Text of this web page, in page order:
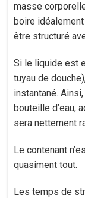
masse
boire
être structuré
Si le liquide est
tuyau de
instantané.
bouteille d’eau,
sera nettement
Le contenant
quasiment tout.
Les temps de